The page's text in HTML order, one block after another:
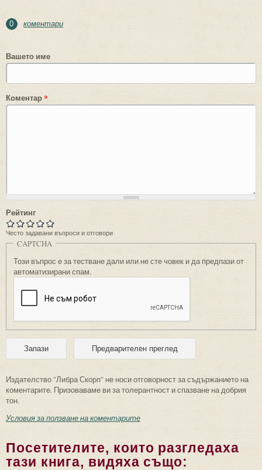
0 коментари
Вашето име
Коментар*
Рейтинг
Често задавани въпроси и отговори
CAPTCHA
Този въпрос е за тестване дали или не сте човек и да предпази от
автоматизирани спам.
Издателство "Либра Скорп" не носи отговорност за съдържанието на
коментарите. Призоваваме ви за толерантност и спазване на добрия
тон.
Условия за ползване на коментарите
Посетителите, които разгледаха
тази книга, видяха също: